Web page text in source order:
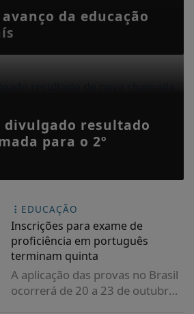
da educação
divulgado resultado
para o 2º
EDUCAÇÃO
Inscrições para exame de
proficiência em português
terminam quinta
A aplicação das provas no Brasil
ocorrerá de 20 a 23 de outubro